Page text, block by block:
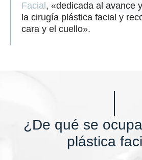
Facial , «dedicada al avance
la cirugía plástica facial y
cara y el cuello».
¿De qué se
plástica